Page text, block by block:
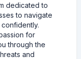
dedicated to
to navigate
for
through the
and